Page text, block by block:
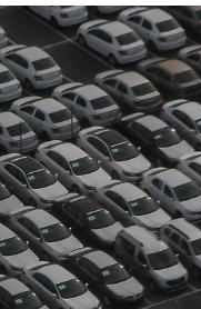
Gwestai
Hunan Arlwyo
Carafanau a
Rhagor o Leoedd